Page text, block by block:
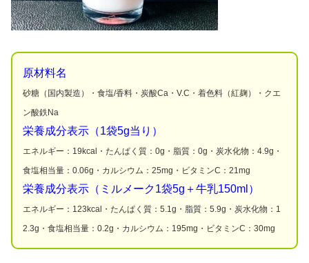
原材料名
砂糖（国内製造）・食塩/香料・炭酸Ca・V.C・着色料（紅麹）・クエ
ン酸鉄Na
栄養成分表示（1袋5g当り）
エネルギー：19kcal・たんぱく質：0g・脂質：0g・炭水化物：4.9g・
食塩相当量：0.06g・カルシウム：25mg・ビタミンC：21mg
栄養成分表示（ミルメーク1袋5g＋牛乳150ml）
エネルギー：123kcal・たんぱく質：5.1g・脂質：5.9g・炭水化物：1
2.3g・食塩相当量：0.2g・カルシウム：195mg・ビタミンC：30mg